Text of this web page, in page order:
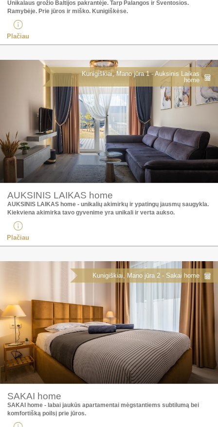
Unikalaus grožio Baltijos pakrantėje. Tarp Palangos ir Šventosios.
Ramybėje. Prie jūros ir miško. Kunigiškėse. ​
Plačiau
Kunigiškiai, Mano jūra 1 - Auksinis Laikas
home
AUKSINIS LAIKAS home
AUKSINIS LAIKAS home - unikalių akimirkų ir ypatingų jausmų saugykla. ​
Kiekviena akimirka tavo gyvenime yra unikali ir verta aukso.
Plačiau
Kunigiškiai, Mano jūra 2 - Sakai home
SAKAI home
SAKAI home - labai jaukūs apartamentai mėgstantiems subtilumą bei
komfortišką poilsį prie jūros. ​